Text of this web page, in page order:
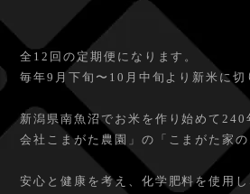
全12回の定期便になります。
毎年9月下旬〜10月中旬より新米に切
新潟県南魚沼でお米を作り始めて240
会社こまがた農園」の「こまがた家の
安心と健康を考え、化学肥料を使用